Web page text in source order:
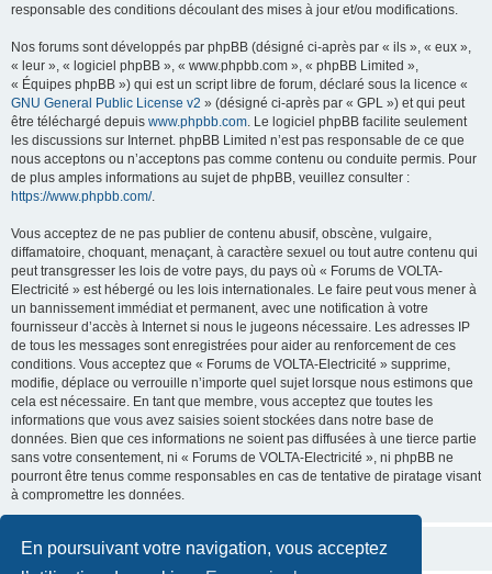
En poursuivant votre navigation, vous acceptez
responsable des conditions découlant des mises à jour et/ou modifications.
Nos forums sont développés par phpBB (désigné ci-après par « ils », « eux »,
« leur », « logiciel phpBB », « www.phpbb.com », « phpBB Limited »,
« Équipes phpBB ») qui est un script libre de forum, déclaré sous la licence «
GNU General Public License v2 » (désigné ci-après par « GPL ») et qui peut
être téléchargé depuis www.phpbb.com. Le logiciel phpBB facilite seulement
les discussions sur Internet. phpBB Limited n’est pas responsable de ce que
nous acceptons ou n’acceptons pas comme contenu ou conduite permis. Pour
de plus amples informations au sujet de phpBB, veuillez consulter :
https://www.phpbb.com/.
Vous acceptez de ne pas publier de contenu abusif, obscène, vulgaire,
diffamatoire, choquant, menaçant, à caractère sexuel ou tout autre contenu qui
peut transgresser les lois de votre pays, du pays où « Forums de VOLTA-
Electricité » est hébergé ou les lois internationales. Le faire peut vous mener à
un bannissement immédiat et permanent, avec une notification à votre
fournisseur d’accès à Internet si nous le jugeons nécessaire. Les adresses IP
de tous les messages sont enregistrées pour aider au renforcement de ces
conditions. Vous acceptez que « Forums de VOLTA-Electricité » supprime,
modifie, déplace ou verrouille n’importe quel sujet lorsque nous estimons que
cela est nécessaire. En tant que membre, vous acceptez que toutes les
informations que vous avez saisies soient stockées dans notre base de
données. Bien que ces informations ne soient pas diffusées à une tierce partie
sans votre consentement, ni « Forums de VOLTA-Electricité », ni phpBB ne
pourront être tenus comme responsables en cas de tentative de piratage visant
à compromettre les données.